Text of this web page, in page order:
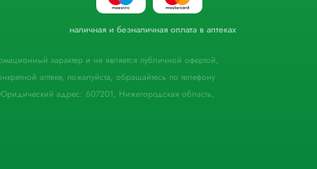
наличная и безналичная оплата в аптеках
характер и не является публичной офертой,
аптеке, пожалуйста, обращайтесь по телефону
адрес: 607201, Нижегородская область,